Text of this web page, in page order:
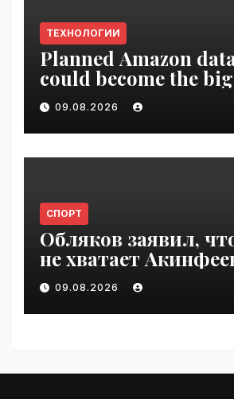
ТЕХНОЛОГИИ
Planned Amazon
could become the
climate polluter in the
VseTime.ru
09.08.2026
СПОРТ
Обляков заявил,
не хватает
VseTime.ru
09.08.2026